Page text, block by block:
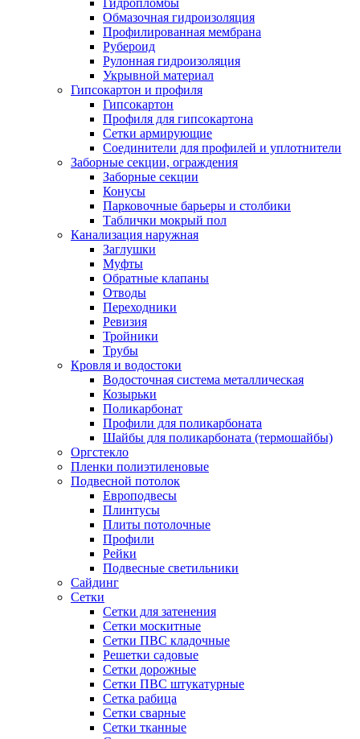
Гидропломбы
Обмазочная гидроизоляция
Профилированная мембрана
Рубероид
Рулонная гидроизоляция
Укрывной материал
Гипсокартон и профиля
Гипсокартон
Профиля для гипсокартона
Сетки армирующие
Соединители для профилей и уплотнители
Заборные секции, ограждения
Заборные секции
Конусы
Парковочные барьеры и столбики
Таблички мокрый пол
Канализация наружная
Заглушки
Муфты
Обратные клапаны
Отводы
Переходники
Ревизия
Тройники
Трубы
Кровля и водостоки
Водосточная система металлическая
Козырьки
Поликарбонат
Профили для поликарбоната
Шайбы для поликарбоната (термошайбы)
Оргстекло
Пленки полиэтиленовые
Подвесной потолок
Европодвесы
Плинтусы
Плиты потолочные
Профили
Рейки
Подвесные светильники
Сайдинг
Сетки
Сетки для затенения
Сетки москитные
Сетки ПВС кладочные
Решетки садовые
Сетки дорожные
Сетки ПВС штукатурные
Сетка рабица
Сетки сварные
Сетки тканные